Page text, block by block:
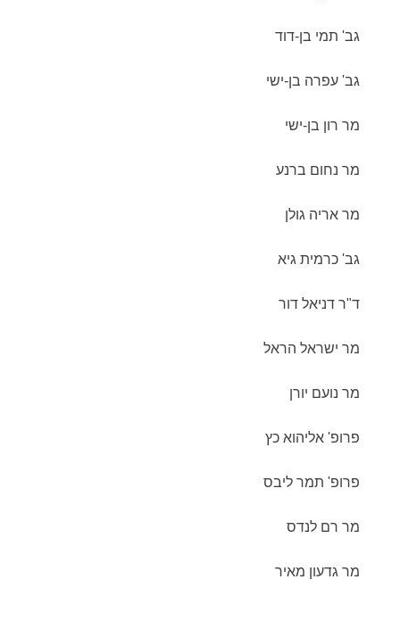
גב' תמי בן-דוד
גב' עפרה בן-ישי
מר רון בן-ישי
מר נחום ברנע
מר אריה גולן
גב' כרמית גיא
ד"ר דניאל דור
מר ישראל הראל
מר נועם יורן
פרופ' אליהוא כץ
פרופ' תמר ליבס
מר רם לנדס
מר גדעון מאיר